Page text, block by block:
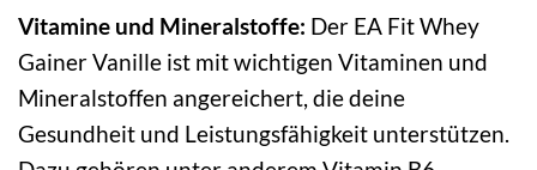
Vitamine und Mineralstoffe: Der EA Fit Whey
Gainer Vanille ist mit wichtigen Vitaminen und
Mineralstoffen angereichert, die deine
Gesundheit und Leistungsfähigkeit unterstützen.